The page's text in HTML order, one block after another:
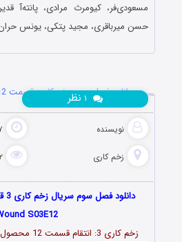
مسعودی‌فر، کیومرث مرادی، پانته‌آ
حسن میرباقری، مجید پتکی، یونس
دانلود فصل سوم زخم کاری قسمت 12 با کیفیت BluRay
نویسنده ۰۷
زخم کاری
نظر
S03E12
زخم کاری 3: انتقام قسمت
12 محصول ۱۴۰۳ با کیفیت BluRay